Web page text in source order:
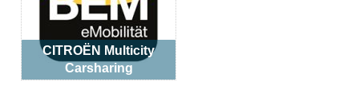
CITROËN Multicity
Carsharing